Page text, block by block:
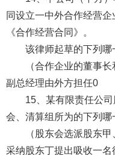
同设立一中外合作经营
《合作经营合同》。
该律师起草的下列哪
（合作企业的董事
副总经理由外方担任0
15、某有限责任公
会、清算组所为的下列哪
（股东会选派股东
采纳股东丁提出吸收一名